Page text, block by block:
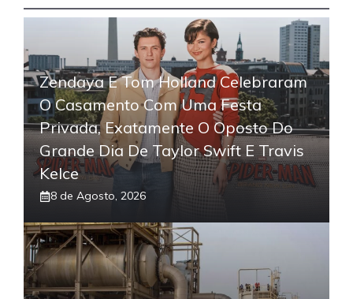
Zendaya E Tom Holland Celebraram
O Casamento Com Uma Festa
Privada, Exatamente O Oposto Do
Grande Dia De Taylor Swift E Travis
Kelce
8 de Agosto, 2026